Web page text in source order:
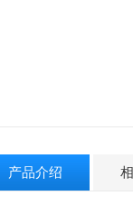
产品介绍